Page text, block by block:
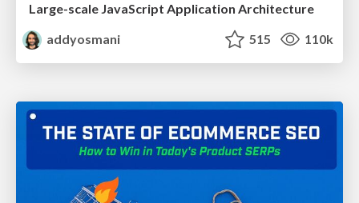
Large-scale JavaScript Application Architecture
addyosmani
515 110k